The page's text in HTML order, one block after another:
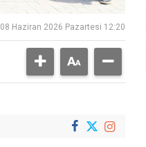
08 Haziran 2026 Pazartesi 12:20